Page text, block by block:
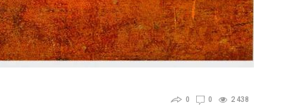
0 0 2 438